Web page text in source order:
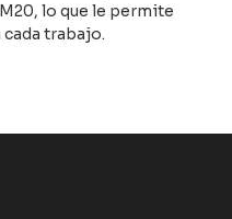
lo que le permite
cada trabajo.